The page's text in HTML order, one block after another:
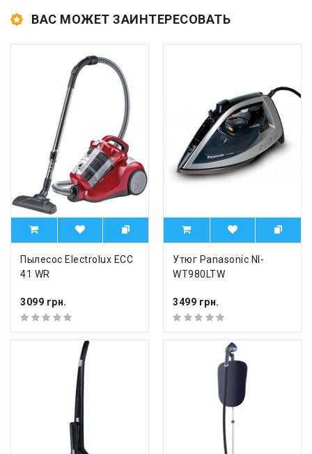
ВАС МОЖЕТ ЗАИНТЕРЕСОВАТЬ
Пылесос Electrolux ECC
41 WR
3099 грн.
Утюг Panasonic NI-
WT980LTW
3499 грн.